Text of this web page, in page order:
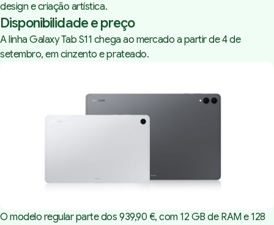
design e criação artística.
Disponibilidade e preço
A linha Galaxy Tab S11 chega ao mercado a partir de 4 de
setembro, em cinzento e prateado.
O modelo regular parte dos 939,90 €, com 12 GB de RAM e 128